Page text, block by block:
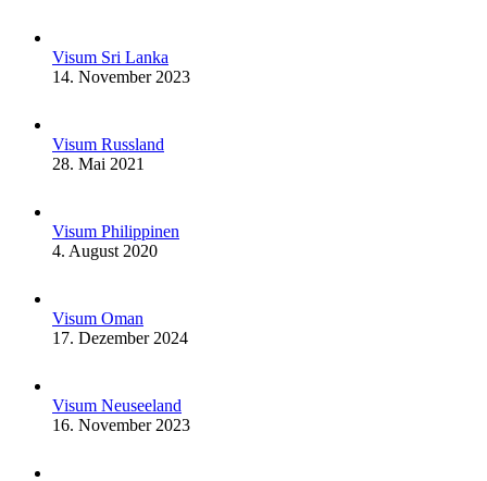
Visum Sri Lanka
14. November 2023
Visum Russland
28. Mai 2021
Visum Philippinen
4. August 2020
Visum Oman
17. Dezember 2024
Visum Neuseeland
16. November 2023